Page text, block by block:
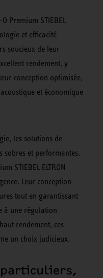
Premium STIEBEL
et efficacité
soucieux de leur
rendement, y
conception optimisée,
et économique
les solutions de
sobres et performantes.
STIEBEL ELTRON
Leur conception
tout en garantissant
à une régulation
rendement, ces
un choix judicieux.